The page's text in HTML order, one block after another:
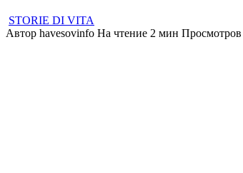
STORIE DI VITA
Автор havesovinfo На чтение 2 мин Просмотров